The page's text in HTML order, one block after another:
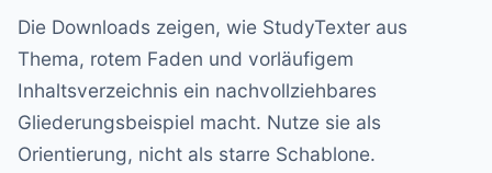
Die Downloads zeigen, wie StudyTexter aus
Thema, rotem Faden und vorläufigem
Inhaltsverzeichnis ein nachvollziehbares
Gliederungsbeispiel macht. Nutze sie als
Orientierung, nicht als starre Schablone.